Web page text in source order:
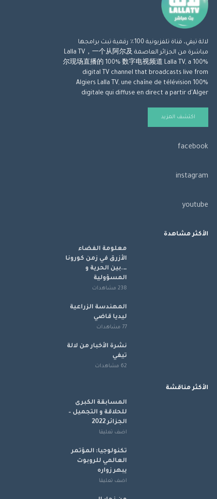
لالة تيفي، قناة تلفزيونية 100٪ رقمية تبث برامجها
مباشرة من الجزائر العاصمة Lalla TV，一个从阿尔及
尔现场直播的 100% 数字电视频道 Lalla TV, a 100%
digital TV channel that broadcasts live from
Algiers Lalla TV, une chaîne de télévision 100%
digitale qui diffuse en direct a partir d'Alger
اكتشف المزيد
facebook
instagram
youtube
الأكثر مشاهدة
معلومة الفضاء
الأزرق في زمن كورونا
….بين الحرية و
المسؤولية
238 مشاهدات
المهندسة الزراعية
ليديا قاضي
77 مشاهدات
نشرة الأخبار من لالة
تيفي
62 مشاهدات
الأكثر مناقشة
المسابقة الكبرى
للحلاقة و التجميل –
الجزائر 2022
اضف تعليقا
تكنولوجيا: المؤتمر
العالمي للروبوت
يبهر زواره
اضف تعليقا